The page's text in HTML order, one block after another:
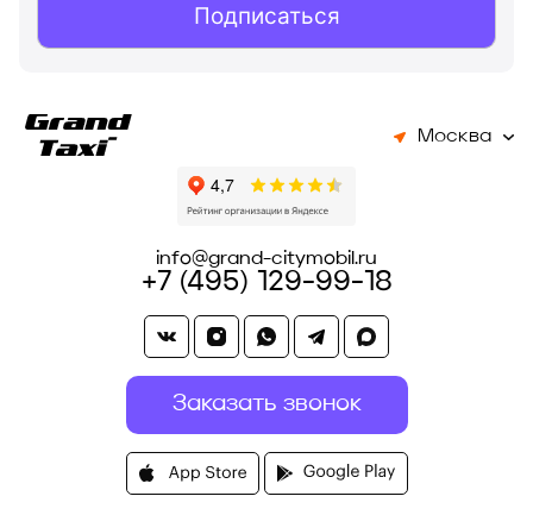
Подписаться
Москва
info@grand-citymobil.ru
+7 (495) 129-99-18
Заказать звонок